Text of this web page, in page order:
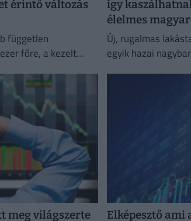
érintő változás
független
főre, a kezelt
így
élelmes
Új, rugalmas
egyik hazai
meg világszerte
Elképesztő ami